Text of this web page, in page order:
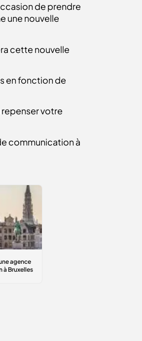
de prendre
une nouvelle
cette nouvelle
en fonction de
votre
communication à
à